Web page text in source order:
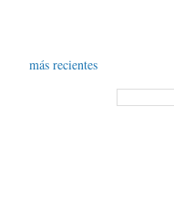
más recientes